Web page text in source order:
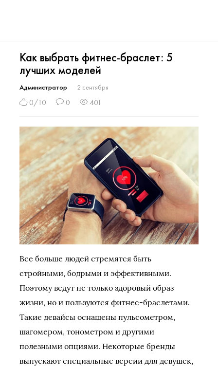
Как выбрать фитнес-браслет: 5
лучших моделей
Администратор 2 сентября
0/10 0 401
Все больше людей стремятся быть
стройными, бодрыми и эффективными.
Поэтому ведут не только здоровый образ
жизни, но и пользуются фитнес-браслетами.
Такие девайсы оснащены пульсометром,
шагомером, тонометром и другими
полезными опциями. Некоторые бренды
выпускают специальные версии для девушек,